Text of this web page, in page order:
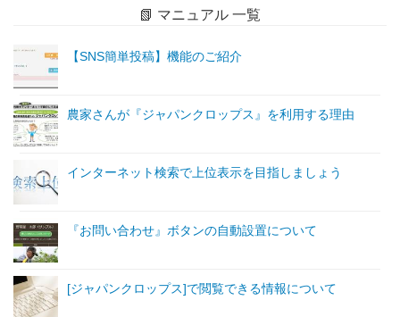
📗 マニュアル 一覧
【SNS簡単投稿】機能のご紹介
農家さんが『ジャパンクロップス』を利用する理由
インターネット検索で上位表示を目指しましょう
『お問い合わせ』ボタンの自動設置について
[ジャパンクロップス]で閲覧できる情報について